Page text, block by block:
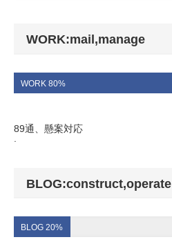
WORK:mail,manage
WORK 80%
89通、懸案対応
BLOG:construct,operate
BLOG 20%